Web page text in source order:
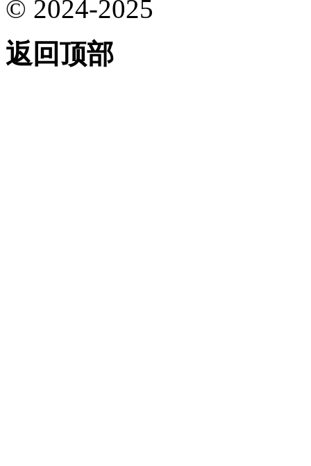
© 2024-2025
返回顶部